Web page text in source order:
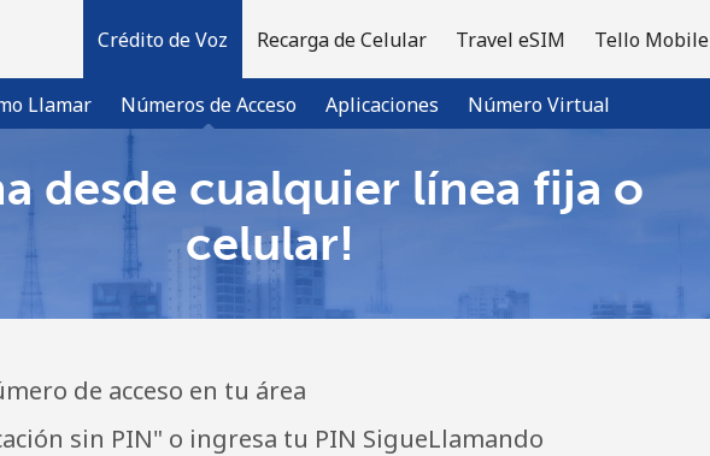
Crédito de Voz
Llamar Números de Acceso Aplicaciones Número Virtual
Recarga de Celular Travel eSIM Tello Mobile
¡Bienvenido!
¿Ya tienes una cuenta? Inicia sesión →
Regístrate con
desde cualquier línea fija o
celular!
de acceso en tu área
sin PIN" o ingresa tu PIN SigueLlamando